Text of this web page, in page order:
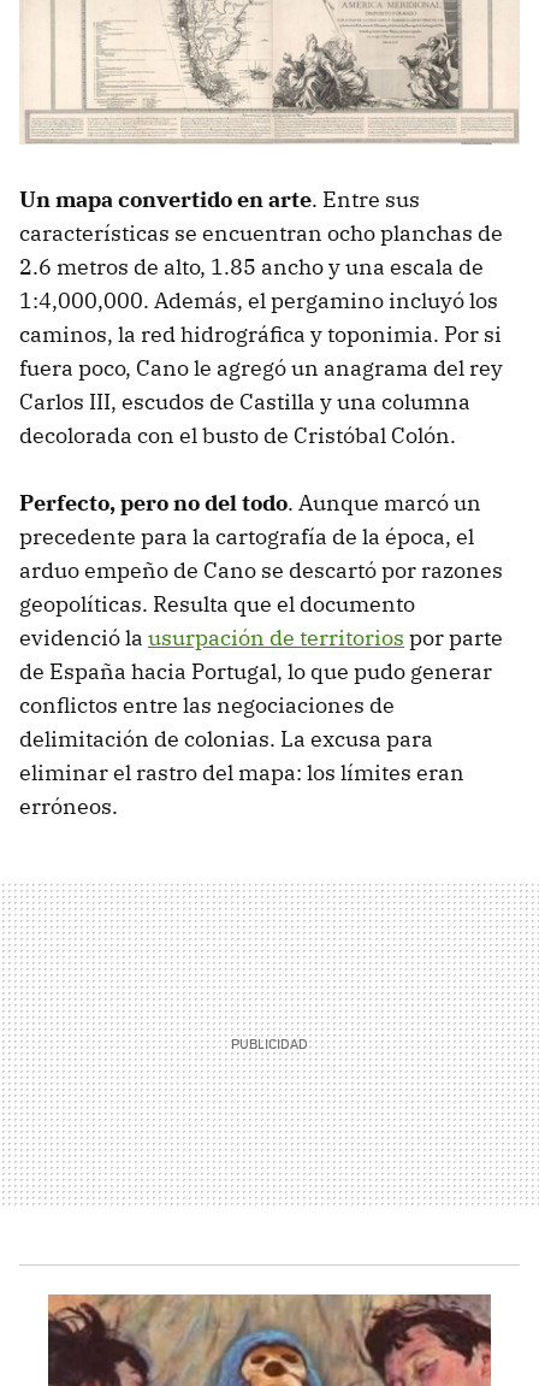
Un mapa convertido en arte. Entre sus
características se encuentran ocho planchas de
2.6 metros de alto, 1.85 ancho y una escala de
1:4,000,000. Además, el pergamino incluyó los
caminos, la red hidrográfica y toponimia. Por si
fuera poco, Cano le agregó un anagrama del rey
Carlos III, escudos de Castilla y una columna
decolorada con el busto de Cristóbal Colón.
Perfecto, pero no del todo. Aunque marcó un
precedente para la cartografía de la época, el
arduo empeño de Cano se descartó por razones
geopolíticas. Resulta que el documento
evidenció la usurpación de territorios por parte
de España hacia Portugal, lo que pudo generar
conflictos entre las negociaciones de
delimitación de colonias. La excusa para
eliminar el rastro del mapa: los límites eran
erróneos.